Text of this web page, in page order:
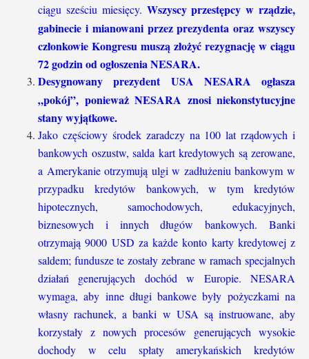
ciągu sześciu miesięcy. Wszyscy przestępcy w rządzie,
gabinecie i mianowani przez prezydenta oraz wszyscy
członkowie Kongresu muszą złożyć rezygnację w ciągu
72 godzin od ogłoszenia NESARA.
Desygnowany prezydent USA NESARA ogłasza
„pokój”, ponieważ NESARA znosi niekonstytucyjne
stany wyjątkowe.
Jako częściowy środek zaradczy na 100 lat rządowych i
bankowych oszustw, salda kart kredytowych są zerowane,
a Amerykanie otrzymują ulgi w zadłużeniu bankowym w
przypadku kredytów bankowych, w tym kredytów
hipotecznych, samochodowych, edukacyjnych,
biznesowych i innych długów bankowych. Banki
otrzymają 9000 USD za każde konto karty kredytowej z
saldem; fundusze te zostały zebrane w ramach specjalnych
działań generujących dochód w Europie. NESARA
wymaga, aby inne długi bankowe były pożyczkami na
własny rachunek, a banki w USA są instruowane, aby
korzystały z nowych procesów generujących wysokie
dochody w celu spłaty amerykańskich kredytów